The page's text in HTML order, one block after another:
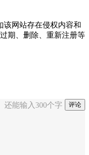
该网站存在侵权内容和
期、删除、重新注册等
还能输入 300个字